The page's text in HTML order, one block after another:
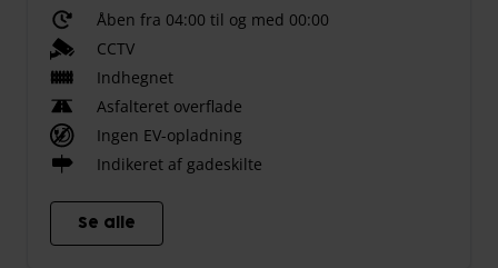
Åben fra 04:00 til og med 00:00
CCTV
Indhegnet
Asfalteret overflade
Ingen EV-opladning
Indikeret af gadeskilte
Se alle